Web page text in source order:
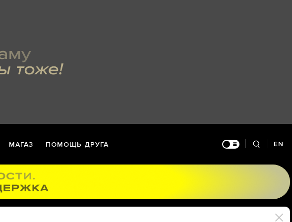
МАГАЗ ПОМОЩЬ ДРУГА EN